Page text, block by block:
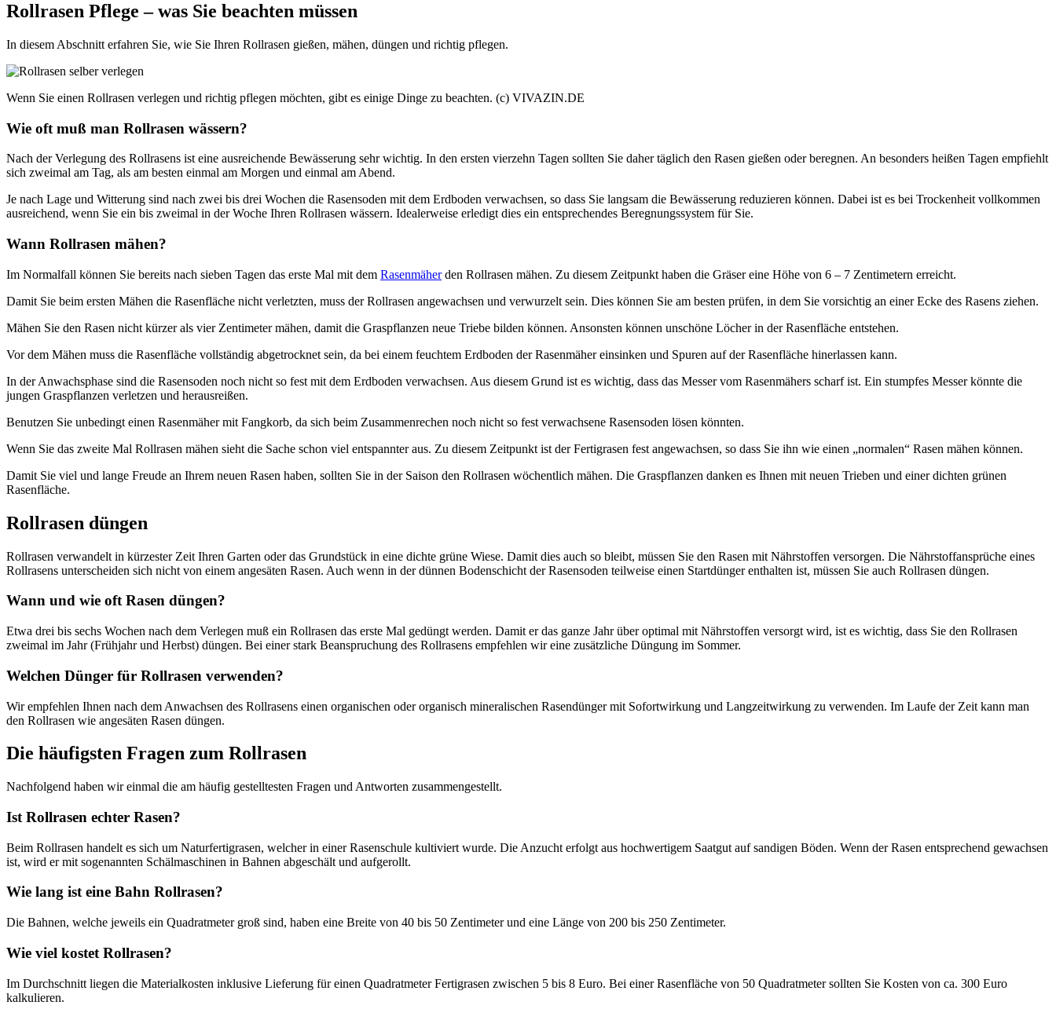
Rollrasen Pflege – was Sie beachten müssen
In diesem Abschnitt erfahren Sie, wie Sie Ihren Rollrasen gießen, mähen, düngen und richtig pflegen.
Wenn Sie einen Rollrasen verlegen und richtig pflegen möchten, gibt es einige Dinge zu beachten. (c) VIVAZIN.DE
Wie oft muß man Rollrasen wässern?
Nach der Verlegung des Rollrasens ist eine ausreichende Bewässerung sehr wichtig. In den ersten vierzehn Tagen sollten Sie daher täglich den Rasen gießen oder beregnen. An besonders heißen Tagen empfiehlt
sich zweimal am Tag, als am besten einmal am Morgen und einmal am Abend.
Je nach Lage und Witterung sind nach zwei bis drei Wochen die Rasensoden mit dem Erdboden verwachsen, so dass Sie langsam die Bewässerung reduzieren können. Dabei ist es bei Trockenheit vollkommen
ausreichend, wenn Sie ein bis zweimal in der Woche Ihren Rollrasen wässern. Idealerweise erledigt dies ein entsprechendes Beregnungssystem für Sie.
Wann Rollrasen mähen?
Im Normalfall können Sie bereits nach sieben Tagen das erste Mal mit dem Rasenmäherden Rollrasen mähen. Zu diesem Zeitpunkt haben die Gräser eine Höhe von 6 – 7 Zentimetern erreicht.
Damit Sie beim ersten Mähen die Rasenfläche nicht verletzten, muss der Rollrasen angewachsen und verwurzelt sein. Dies können Sie am besten prüfen, in dem Sie vorsichtig an einer Ecke des Rasens ziehen.
Mähen Sie den Rasen nicht kürzer als vier Zentimeter mähen, damit die Graspflanzen neue Triebe bilden können. Ansonsten können unschöne Löcher in der Rasenfläche entstehen.
Vor dem Mähen muss die Rasenfläche vollständig abgetrocknet sein, da bei einem feuchtem Erdboden der Rasenmäher einsinken und Spuren auf der Rasenfläche hinerlassen kann.
In der Anwachsphase sind die Rasensoden noch nicht so fest mit dem Erdboden verwachsen. Aus diesem Grund ist es wichtig, dass das Messer vom Rasenmähers scharf ist. Ein stumpfes Messer könnte die
jungen Graspflanzen verletzen und herausreißen.
Benutzen Sie unbedingt einen Rasenmäher mit Fangkorb, da sich beim Zusammenrechen noch nicht so fest verwachsene Rasensoden lösen könnten.
Wenn Sie das zweite Mal Rollrasen mähen sieht die Sache schon viel entspannter aus. Zu diesem Zeitpunkt ist der Fertigrasen fest angewachsen, so dass Sie ihn wie einen „normalen“ Rasen mähen können.
Damit Sie viel und lange Freude an Ihrem neuen Rasen haben, sollten Sie in der Saison den Rollrasen wöchentlich mähen. Die Graspflanzen danken es Ihnen mit neuen Trieben und einer dichten grünen
Rasenfläche.
Rollrasen düngen
Rollrasen verwandelt in kürzester Zeit Ihren Garten oder das Grundstück in eine dichte grüne Wiese. Damit dies auch so bleibt, müssen Sie den Rasen mit Nährstoffen versorgen. Die Nährstoffansprüche eines
Rollrasens unterscheiden sich nicht von einem angesäten Rasen. Auch wenn in der dünnen Bodenschicht der Rasensoden teilweise einen Startdünger enthalten ist, müssen Sie auch Rollrasen düngen.
Wann und wie oft Rasen düngen?
Etwa drei bis sechs Wochen nach dem Verlegen muß ein Rollrasen das erste Mal gedüngt werden. Damit er das ganze Jahr über optimal mit Nährstoffen versorgt wird, ist es wichtig, dass Sie den Rollrasen
zweimal im Jahr (Frühjahr und Herbst) düngen. Bei einer stark Beanspruchung des Rollrasens empfehlen wir eine zusätzliche Düngung im Sommer.
Welchen Dünger für Rollrasen verwenden?
Wir empfehlen Ihnen nach dem Anwachsen des Rollrasens einen organischen oder organisch mineralischen Rasendünger mit Sofortwirkung und Langzeitwirkung zu verwenden. Im Laufe der Zeit kann man
den Rollrasen wie angesäten Rasen düngen.
Die häufigsten Fragen zum Rollrasen
Nachfolgend haben wir einmal die am häufig gestelltesten Fragen und Antworten zusammengestellt.
Ist Rollrasen echter Rasen?
Beim Rollrasen handelt es sich um Naturfertigrasen, welcher in einer Rasenschule kultiviert wurde. Die Anzucht erfolgt aus hochwertigem Saatgut auf sandigen Böden. Wenn der Rasen entsprechend gewachsen
ist, wird er mit sogenannten Schälmaschinen in Bahnen abgeschält und aufgerollt.
Wie lang ist eine Bahn Rollrasen?
Die Bahnen, welche jeweils ein Quadratmeter groß sind, haben eine Breite von 40 bis 50 Zentimeter und eine Länge von 200 bis 250 Zentimeter.
Wie viel kostet Rollrasen?
Im Durchschnitt liegen die Materialkosten inklusive Lieferung für einen Quadratmeter Fertigrasen zwischen 5 bis 8 Euro. Bei einer Rasenfläche von 50 Quadratmeter sollten Sie Kosten von ca. 300 Euro
kalkulieren.